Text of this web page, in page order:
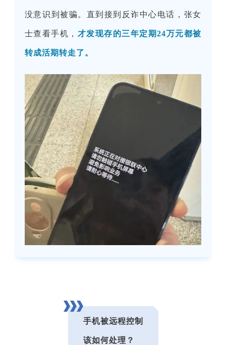
没意识到被骗。直到接到反诈中心电话，张女
士查看手机， 才发现存的三年定期24万元都被
转成活期转走了。
手机被远程控制
该如何处理？